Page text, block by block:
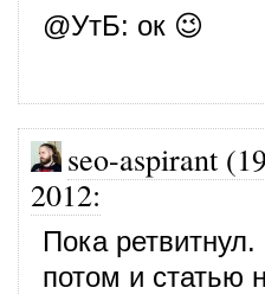
@УтБ: ок 😉
seo-aspirant
2012:
Пока
потом и статью